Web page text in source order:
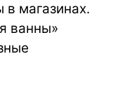
в магазинах.
ванны»